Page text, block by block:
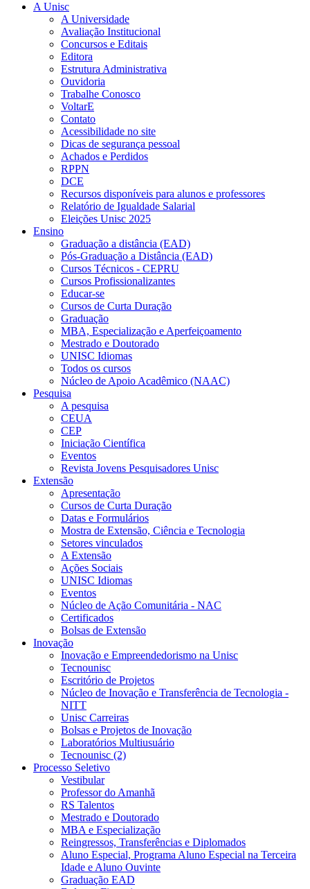
A Unisc
A Universidade
Avaliação Institucional
Concursos e Editais
Editora
Estrutura Administrativa
Ouvidoria
Trabalhe Conosco
VoltarE
Contato
Acessibilidade no site
Dicas de segurança pessoal
Achados e Perdidos
RPPN
DCE
Recursos disponíveis para alunos e professores
Relatório de Igualdade Salarial
Eleições Unisc 2025
Ensino
Graduação a distância (EAD)
Pós-Graduação a Distância (EAD)
Cursos Técnicos - CEPRU
Cursos Profissionalizantes
Educar-se
Cursos de Curta Duração
Graduação
MBA, Especialização e Aperfeiçoamento
Mestrado e Doutorado
UNISC Idiomas
Todos os cursos
Núcleo de Apoio Acadêmico (NAAC)
Pesquisa
A pesquisa
CEUA
CEP
Iniciação Científica
Eventos
Revista Jovens Pesquisadores Unisc
Extensão
Apresentação
Cursos de Curta Duração
Datas e Formulários
Mostra de Extensão, Ciência e Tecnologia
Setores vinculados
A Extensão
Ações Sociais
UNISC Idiomas
Eventos
Núcleo de Ação Comunitária - NAC
Certificados
Bolsas de Extensão
Inovação
Inovação e Empreendedorismo na Unisc
Tecnounisc
Escritório de Projetos
Núcleo de Inovação e Transferência de Tecnologia -
NITT
Unisc Carreiras
Bolsas e Projetos de Inovação
Laboratórios Multiusuário
Tecnounisc (2)
Processo Seletivo
Vestibular
Professor do Amanhã
RS Talentos
Mestrado e Doutorado
MBA e Especialização
Reingressos, Transferências e Diplomados
Aluno Especial, Programa Aluno Especial na Terceira
Idade e Aluno Ouvinte
Graduação EAD